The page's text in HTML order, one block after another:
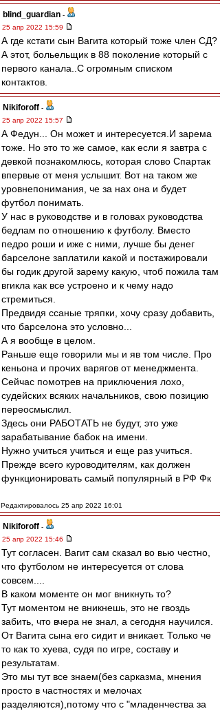
blind_guardian -
25 апр 2022 15:59
А где кстати сын Вагита который тоже член СД?
А этот, больельщик в 88 поколение который с
первого канала..С огромным списком
контактов.
Nikiforoff -
25 апр 2022 15:57
А Федун... Он может и интересуется.И зарема
тоже. Но это то же самое, как если я завтра с
девкой познакомлюсь, которая слово Спартак
впервые от меня услышит. Вот на таком же
уровнепонимания, че за нах она и будет
футбол понимать.
У нас в руководстве и в головах руководства
бедлам по отношению к футболу. Вместо
педро роши и иже с ними, лучше бы денег
барселоне заплатили какой и постажировали
бы годик другой зарему какую, чтоб пожила там
вгикла как все устроено и к чему надо
стремиться.
Предвидя ссаные тряпки, хочу сразу добавить,
что барселона это условно...
А я вообще в целом.
Раньше еще говорили мы и яв том числе. Про
кеньона и прочих варягов от менеджмента.
Сейчас помотрев на приключения лохо,
судейских всяких начальников, свою позицию
переосмыслил.
Здесь они РАБОТАТЬ не будут, это уже
зарабатывание бабок на имени.
Нужно учиться учиться и еще раз учиться.
Прежде всего куроводителям, как должен
функционировать самый популярный в РФ Фк
Редактировалось 25 апр 2022 16:01
Nikiforoff -
25 апр 2022 15:46
Тут согласен. Вагит сам сказал во вью честно,
что футболом не интересуется от слова
совсем....
В каком моменте он мог вникнуть то?
Тут моментом не вникнешь, это не гвоздь
забить, что вчера не знал, а сегодня научился.
От Вагита сына его сидит и вникает. Только че
то как то хуева, судя по игре, составу и
результатам.
Это мы тут все знаем(без сарказма, мнения
просто в частностях и мелочах
разделяются),потому что с "младенчества за